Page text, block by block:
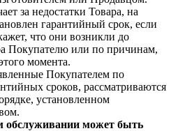
за недостатки Товара, на
гарантийный срок, если
что они возникли до
Покупателю или по причинам,
момента.
Покупателем по
сроков, рассматриваются
установленном
обслуживании может быть